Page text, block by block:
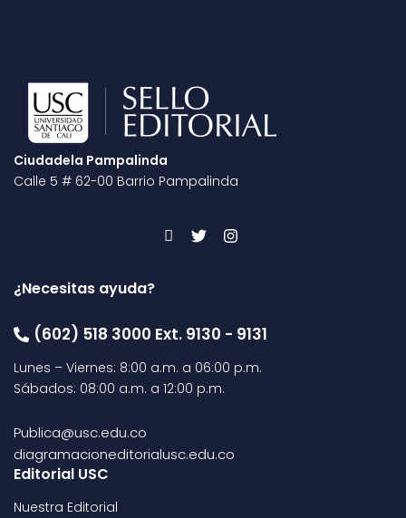
Ciudadela Pampalinda
Calle 5 # 62-00 Barrio Pampalinda
¿Necesitas ayuda?
(602) 518 3000 Ext. 9130 - 9131
Lunes – Viernes: 8:00 a.m. a 06:00 p.m.
Sábados: 08:00 a.m. a 12:00 p.m.
Publica@usc.edu.co
diagramacioneditorialusc.edu.co
Editorial USC
Nuestra Editorial